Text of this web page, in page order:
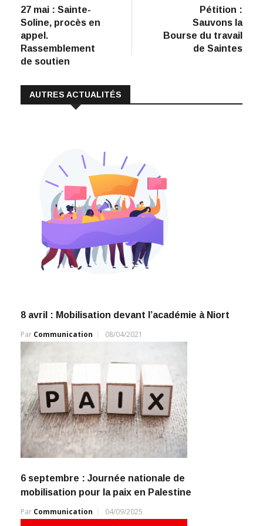
b
o
o
e
dI
n
Li
de
l’article
précédent
27 mai : Sainte-
Soline, procès en
appel.
Rassemblement
de soutien
:
Pétition :
Sauvons la
Bourse du travail
de Saintes
AUTRES ACTUALITÉS
8 avril : Mobilisation devant l’académie à Niort
Par Communication 08/04/2021
6 septembre : Journée nationale de
mobilisation pour la paix en Palestine
Par Communication 04/09/2025